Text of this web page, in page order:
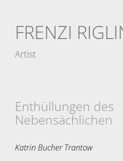
FRENZI
Artist
Enthüllungen des
Nebensächlichen
Katrin Bucher Trantow